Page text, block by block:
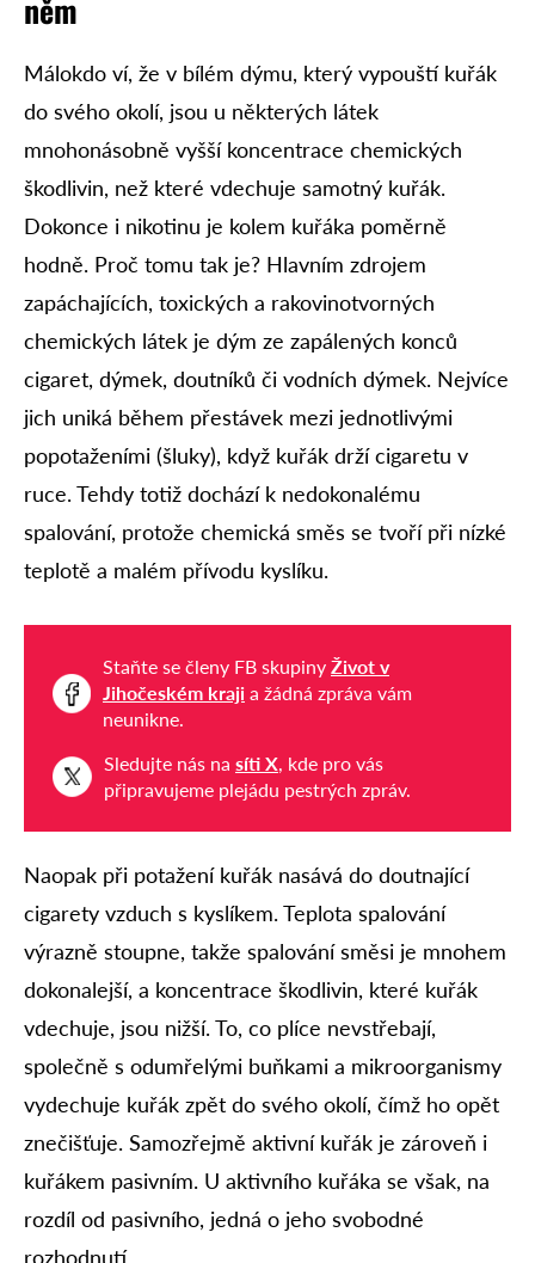
něm
Málokdo ví, že v bílém dýmu, který vypouští kuřák
do svého okolí, jsou u některých látek
mnohonásobně vyšší koncentrace chemických
škodlivin, než které vdechuje samotný kuřák.
Dokonce i nikotinu je kolem kuřáka poměrně
hodně. Proč tomu tak je? Hlavním zdrojem
zapáchajících, toxických a rakovinotvorných
chemických látek je dým ze zapálených konců
cigaret, dýmek, doutníků či vodních dýmek. Nejvíce
jich uniká během přestávek mezi jednotlivými
popotaženími (šluky), když kuřák drží cigaretu v
ruce. Tehdy totiž dochází k nedokonalému
spalování, protože chemická směs se tvoří při nízké
teplotě a malém přívodu kyslíku.
Staňte se členy FB skupiny Život v
Jihočeském kraji a žádná zpráva vám
neunikne.
Sledujte nás na síti X, kde pro vás
připravujeme plejádu pestrých zpráv.
Naopak při potažení kuřák nasává do doutnající
cigarety vzduch s kyslíkem. Teplota spalování
výrazně stoupne, takže spalování směsi je mnohem
dokonalejší, a koncentrace škodlivin, které kuřák
vdechuje, jsou nižší. To, co plíce nevstřebají,
společně s odumřelými buňkami a mikroorganismy
vydechuje kuřák zpět do svého okolí, čímž ho opět
znečišťuje. Samozřejmě aktivní kuřák je zároveň i
kuřákem pasivním. U aktivního kuřáka se však, na
rozdíl od pasivního, jedná o jeho svobodné
rozhodnutí.